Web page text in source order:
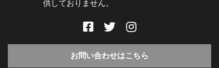
供しておりません。
お問い合わせはこちら